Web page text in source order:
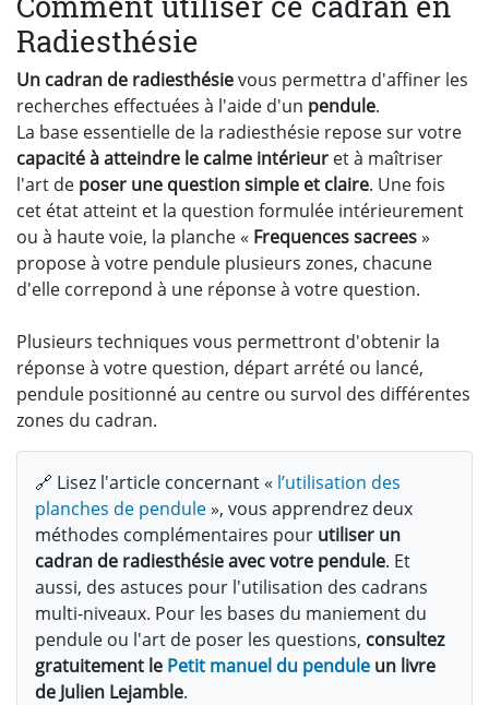
Radiesthésie
Un cadran de radiesthésievous permettra d'affiner les
recherches effectuées à l'aide d'un pendule.
La base essentielle de la radiesthésie repose sur votre
capacité à atteindre le calme intérieur et à maîtriser
l'art de poser une question simple et claire. Une fois
cet état atteint et la question formulée intérieurement
ou à haute voie, la planche « Frequences sacrees»
propose à votre pendule plusieurs zones, chacune
d'elle correpond à une réponse à votre question.
Plusieurs techniques vous permettront d'obtenir la
réponse à votre question, départ arrété ou lancé,
pendule positionné au centre ou survol des différentes
zones du cadran.
🔗 Lisez l'article concernant « l’utilisation des
planches de pendule», vous apprendrez deux
méthodes complémentaires pour utiliser un
cadran de radiesthésie avec votre pendule. Et
aussi, des astuces pour l'utilisation des cadrans
multi-niveaux. Pour les bases du maniement du
pendule ou l'art de poser les questions, consultez
gratuitement le Petit manuel du pendule un livre
de Julien Lejamble.